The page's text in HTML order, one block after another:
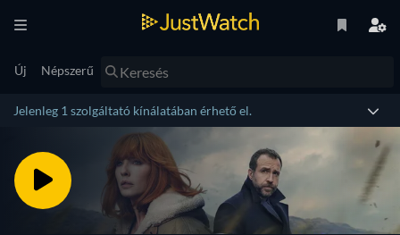
Új Népszerű
Jelenleg 1 szolgáltató kínálatában érhető el.